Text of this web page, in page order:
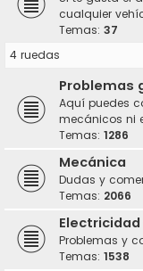
cualquier
Temas: 37
4 ruedas
Problemas
Aquí puedes
mecánicos ni
Temas: 1286
Mecánica
Dudas y
Temas: 2066
Problemas y
Temas: 1538